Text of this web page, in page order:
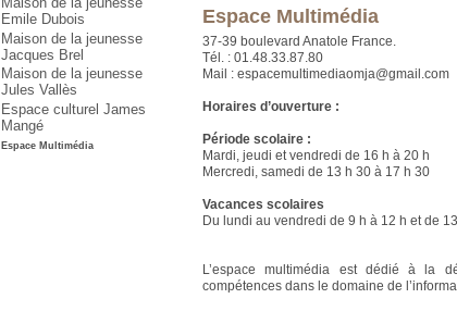
Emile Dubois
Maison de la jeunesse
Jacques Brel
Maison de la jeunesse
Jules Vallès
Espace culturel James
Mangé
Espace Multimédia
Espace Multimédia
37-39 boulevard Anatole France.
Tél. : 01.48.33.87.80
Mail : espacemultimediaomja@gmail.com
Horaires d’ouverture :
Période scolaire :
Mardi, jeudi et vendredi de 16 h à 20 h
Mercredi, samedi de 13 h 30 à 17 h 30
Vacances scolaires
Du lundi au vendredi de 9 h à 12 h et de
L’espace multimédia est dédié à la
compétences dans le domaine de